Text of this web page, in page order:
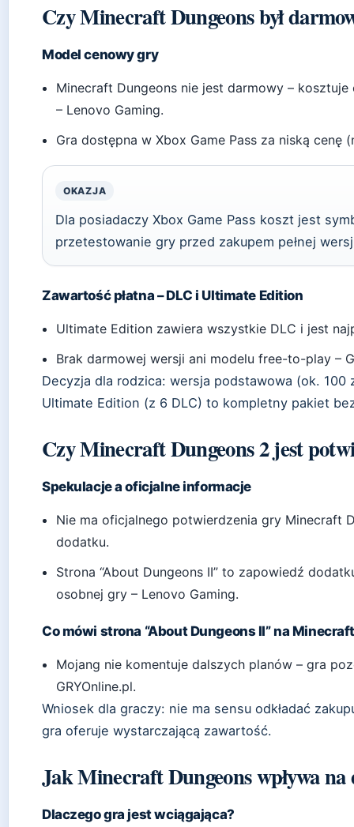
Czy Minecraft Dungeons był
Model cenowy gry
Minecraft Dungeons nie jest darmowy –
– Lenovo Gaming.
Gra dostępna w Xbox Game Pass za niską cenę
OKAZJA
Dla posiadaczy Xbox Game Pass koszt jest
przetestowanie gry przed zakupem pełnej
Zawartość płatna – DLC i Ultimate Edition
Ultimate Edition zawiera wszystkie DLC i jest
Brak darmowej wersji ani modelu free-to-play –
Decyzja dla rodzica: wersja podstawowa (ok. 100
Ultimate Edition (z 6 DLC) to kompletny pakiet
Czy Minecraft Dungeons 2 jest
Spekulacje a oficjalne informacje
Nie ma oficjalnego potwierdzenia gry Minecraft
dodatku.
Strona “About Dungeons II” to zapowiedź
osobnej gry – Lenovo Gaming.
Co mówi strona “About Dungeons II” na
Mojang nie komentuje dalszych planów – gra
GRYOnline.pl.
Wniosek dla graczy: nie ma sensu odkładać
gra oferuje wystarczającą zawartość.
Jak Minecraft Dungeons wpływa
Dlaczego gra jest wciągająca?